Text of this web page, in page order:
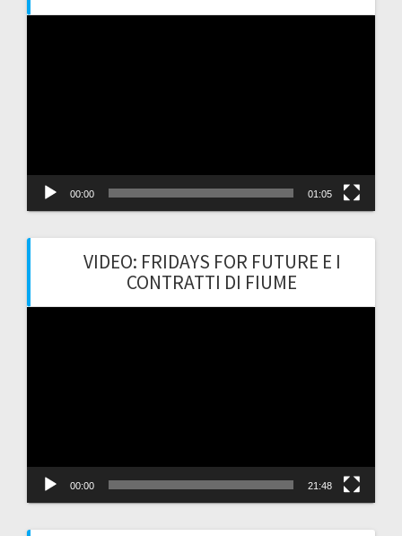
00:00 01:05
VIDEO: FRIDAYS FOR FUTURE E I
CONTRATTI DI FIUME
00:00 21:48